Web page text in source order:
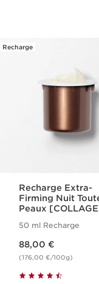
Recharge
Recharge Extra-
Firming Nuit
Peaux
50 ml Recharge
88,00 €
(176,00 €/100g)